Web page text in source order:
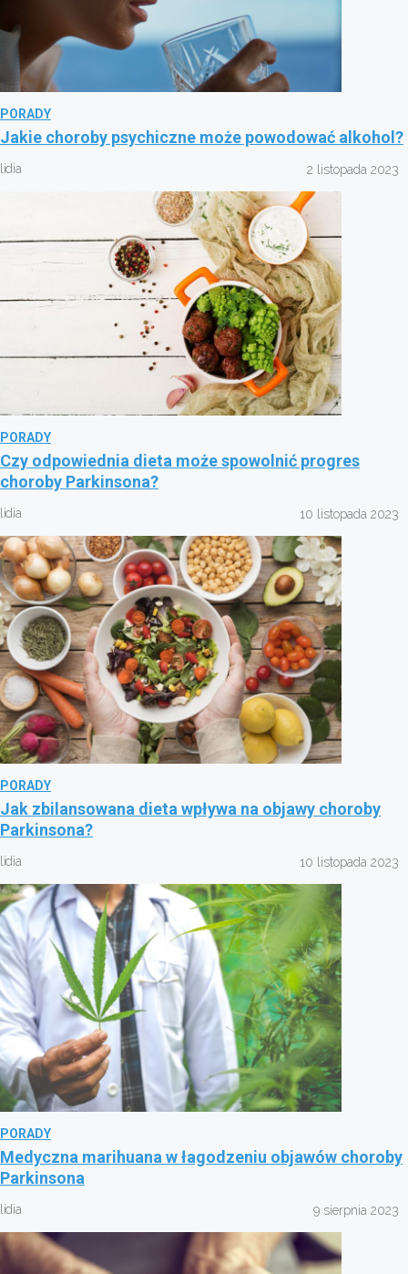
PORADY
Jakie choroby psychiczne może powodować alkohol?
lidia 2 listopada 2023
PORADY
Czy odpowiednia dieta może spowolnić progres
choroby Parkinsona?
lidia 10 listopada 2023
PORADY
Jak zbilansowana dieta wpływa na objawy choroby
Parkinsona?
lidia 10 listopada 2023
PORADY
Medyczna marihuana w łagodzeniu objawów choroby
Parkinsona
lidia 9 sierpnia 2023